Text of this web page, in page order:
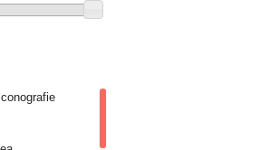
Moldovanu